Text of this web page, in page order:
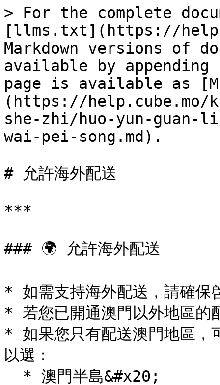
> For the complete
[llms.txt](https://
Markdown versions of
available by
page is available as
(https://help.cube.mo/
she-zhi/huo-yun-guan-
wai-pei-song.md).
# 允許海外配送
***
### 🌍 允許海外配送
* 如需支持海外配送，請確保
* 若您已開通澳門以外地區的
* 如果您只有配送澳門地區，
以選：